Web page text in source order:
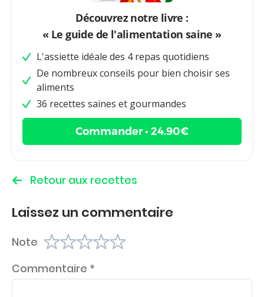
Découvrez notre livre :
« Le guide de l'alimentation saine »
L'assiette idéale des 4 repas quotidiens
De nombreux conseils pour bien choisir ses
aliments
36 recettes saines et gourmandes
Commander • 24.90€
Retour aux recettes
Laissez un commentaire
Note
Commentaire *